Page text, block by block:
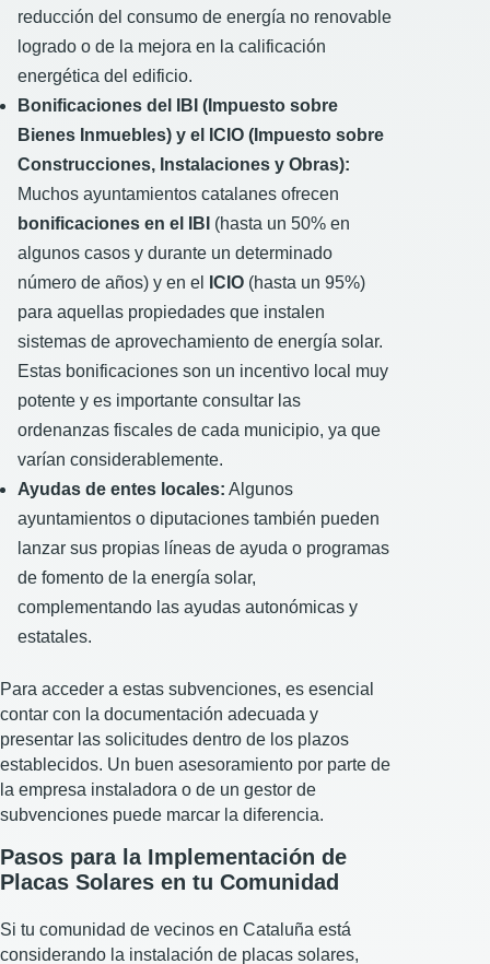
reducción del consumo de energía no renovable
logrado o de la mejora en la calificación
energética del edificio.
Bonificaciones del IBI (Impuesto sobre
Bienes Inmuebles) y el ICIO (Impuesto sobre
Construcciones, Instalaciones y Obras):
Muchos ayuntamientos catalanes ofrecen
bonificaciones en el IBI (hasta un 50% en
algunos casos y durante un determinado
número de años) y en el
ICIO (hasta un 95%)
para aquellas propiedades que instalen
sistemas de aprovechamiento de energía solar.
Estas bonificaciones son un incentivo local muy
potente y es importante consultar las
ordenanzas fiscales de cada municipio, ya que
varían considerablemente.
Ayudas de entes locales: Algunos
ayuntamientos o diputaciones también pueden
lanzar sus propias líneas de ayuda o programas
de fomento de la energía solar,
complementando las ayudas autonómicas y
estatales.
Para acceder a estas subvenciones, es esencial
contar con la documentación adecuada y
presentar las solicitudes dentro de los plazos
establecidos. Un buen asesoramiento por parte de
la empresa instaladora o de un gestor de
subvenciones puede marcar la diferencia.
Pasos para la Implementación de
Placas Solares en tu Comunidad
Si tu comunidad de vecinos en Cataluña está
considerando la instalación de placas solares,